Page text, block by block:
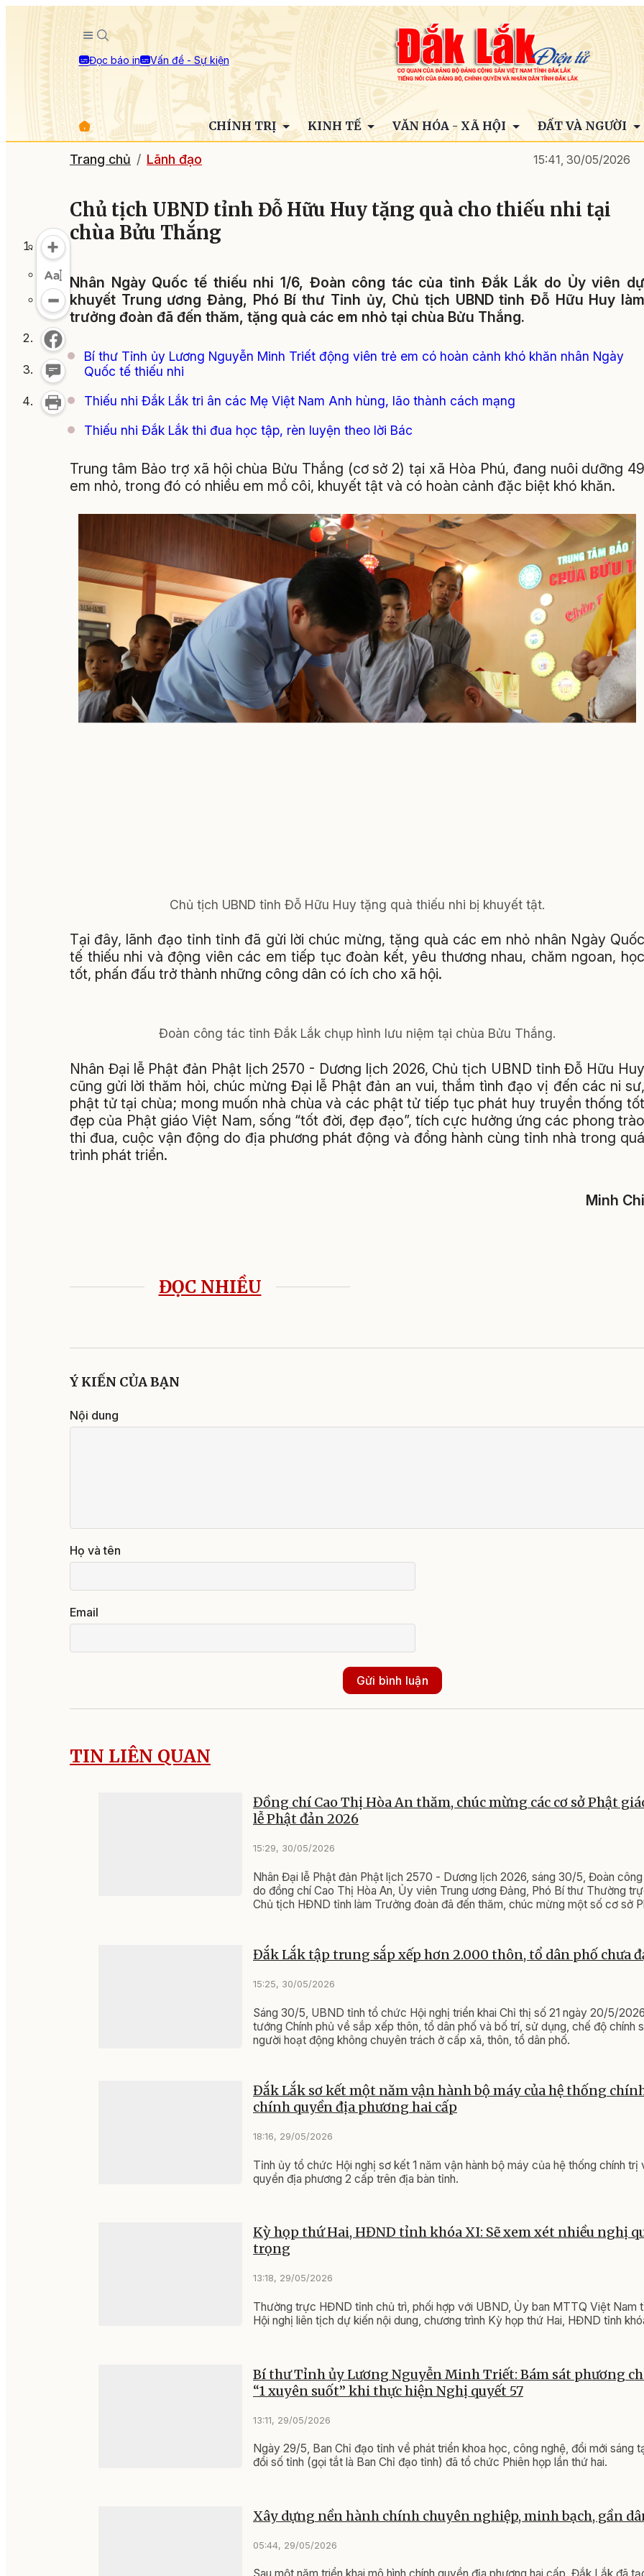
Đọc báo in Vấn đề - Sự kiện
CHÍNH TRỊ KINH TẾ VĂN HÓA - XÃ HỘI ĐẤT VÀ NGƯỜI
Trang chủ Lãnh đạo 15:41, 30/05/2026
Chủ tịch UBND tỉnh Đỗ Hữu Huy tặng quà cho thiếu nhi tại
chùa Bửu Thắng
Nhân Ngày Quốc tế thiếu nhi 1/6, Đoàn công tác của tỉnh Đắk Lắk do Ủy viên dự
khuyết Trung ương Đảng, Phó Bí thư Tỉnh ủy, Chủ tịch UBND tỉnh Đỗ Hữu Huy làm
trưởng đoàn đã đến thăm, tặng quà các em nhỏ tại chùa Bửu Thắng.
Bí thư Tỉnh ủy Lương Nguyễn Minh Triết động viên trẻ em có hoàn cảnh khó khăn nhân Ngày
Quốc tế thiếu nhi
Thiếu nhi Đắk Lắk tri ân các Mẹ Việt Nam Anh hùng, lão thành cách mạng
Thiếu nhi Đắk Lắk thi đua học tập, rèn luyện theo lời Bác
Trung tâm Bảo trợ xã hội chùa Bửu Thắng (cơ sở 2) tại xã Hòa Phú, đang nuôi dưỡng 49
em nhỏ, trong đó có nhiều em mồ côi, khuyết tật và có hoàn cảnh đặc biệt khó khăn.
Chủ tịch UBND tỉnh Đỗ Hữu Huy tặng quà thiếu nhi bị khuyết tật.
Tại đây, lãnh đạo tỉnh tỉnh đã gửi lời chúc mừng, tặng quà các em nhỏ nhân Ngày Quốc
tế thiếu nhi và động viên các em tiếp tục đoàn kết, yêu thương nhau, chăm ngoan, học
tốt, phấn đấu trở thành những công dân có ích cho xã hội.
Đoàn công tác tỉnh Đắk Lắk chụp hình lưu niệm tại chùa Bửu Thắng.
Nhân Đại lễ Phật đản Phật lịch 2570 - Dương lịch 2026, Chủ tịch UBND tỉnh Đỗ Hữu Huy
cũng gửi lời thăm hỏi, chúc mừng Đại lễ Phật đản an vui, thắm tình đạo vị đến các ni sư,
phật tử tại chùa; mong muốn nhà chùa và các phật tử tiếp tục phát huy truyền thống tốt
đẹp của Phật giáo Việt Nam, sống “tốt đời, đẹp đạo”, tích cực hưởng ứng các phong trào
thi đua, cuộc vận động do địa phương phát động và đồng hành cùng tỉnh nhà trong quá
trình phát triển.
Minh Chi
ĐỌC NHIỀU
Ý KIẾN CỦA BẠN
Nội dung
Họ và tên
Email
Gửi bình luận
TIN LIÊN QUAN
Đồng chí Cao Thị Hòa An thăm, chúc mừng các cơ sở Phật
lễ Phật đản 2026
15:29, 30/05/2026
Nhân Đại lễ Phật đản Phật lịch 2570 - Dương lịch 2026, sáng 30/5, Đoàn
do đồng chí Cao Thị Hòa An, Ủy viên Trung ương Đảng, Phó Bí thư Thường
Chủ tịch HĐND tỉnh làm Trưởng đoàn đã đến thăm, chúc mừng một số cơ sở
Đắk Lắk tập trung sắp xếp hơn 2.000 thôn, tổ dân phố chưa
15:25, 30/05/2026
Sáng 30/5, UBND tỉnh tổ chức Hội nghị triển khai Chỉ thị số 21 ngày 20/5/
tướng Chính phủ về sắp xếp thôn, tổ dân phố và bố trí, sử dụng, chế độ chính
người hoạt động không chuyên trách ở cấp xã, thôn, tổ dân phố.
Đắk Lắk sơ kết một năm vận hành bộ máy của hệ thống
chính quyền địa phương hai cấp
18:16, 29/05/2026
Tỉnh ủy tổ chức Hội nghị sơ kết 1 năm vận hành bộ máy của hệ thống chính trị
quyền địa phương 2 cấp trên địa bàn tỉnh.
Kỳ họp thứ Hai, HĐND tỉnh khóa XI: Sẽ xem xét nhiều nghị
trọng
13:18, 29/05/2026
Thường trực HĐND tỉnh chủ trì, phối hợp với UBND, Ủy ban MTTQ Việt Nam
Hội nghị liên tịch dự kiến nội dung, chương trình Kỳ họp thứ Hai, HĐND tỉnh
Bí thư Tỉnh ủy Lương Nguyễn Minh Triết: Bám sát phương
“1 xuyên suốt” khi thực hiện Nghị quyết 57
13:11, 29/05/2026
Ngày 29/5, Ban Chỉ đạo tỉnh về phát triển khoa học, công nghệ, đổi mới sáng
đổi số tỉnh (gọi tắt là Ban Chỉ đạo tỉnh) đã tổ chức Phiên họp lần thứ hai.
Xây dựng nền hành chính chuyên nghiệp, minh bạch, gần
05:44, 29/05/2026